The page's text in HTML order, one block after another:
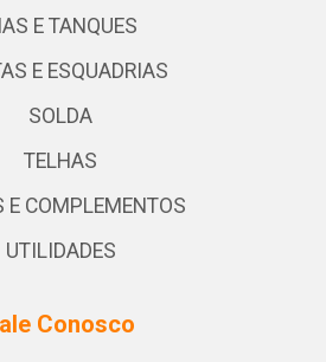
E TANQUES
E ESQUADRIAS
SOLDA
TELHAS
E COMPLEMENTOS
UTILIDADES
Conosco